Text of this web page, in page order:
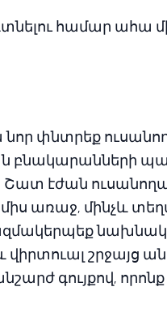
համար
նոր փնտրեք
բնակարանների
Շատ էժան
առաջ, մինչև
շրջայց
գույքով,